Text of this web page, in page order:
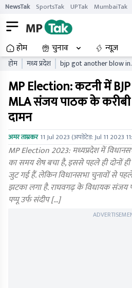
NewsTak SportsTak UPTak MumbaiTak
होम चुनाव न्यूज़
होम मध्य प्रदेश
bjp got another blow in
pathak will join congress
MP Election: कटनी में
MLA संजय पाठक के करीबी
दामन
अमर ताम्रकर 11 Jul 2023(अपडेटेड:Jul 11 2023
MP Election 2023: मध्यप्रदेश में
का समय शेष बचा है, इससे पहले ही दाेनों ही
जुट गई हैं. लेकिन विधानसभा चुनावों से
झटका लगा है. राघवगढ़ के विधायक संजय
पप्पू उर्फ संदीप […]